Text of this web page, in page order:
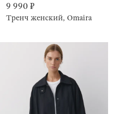
9 990 ₽
Тренч женский, Omaira